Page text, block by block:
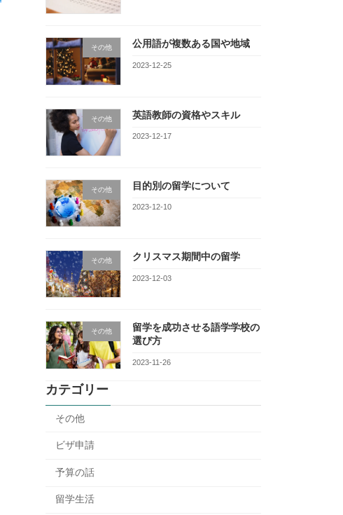
その他 公用語が複数ある国や地域
2023-12-25
その他 英語教師の資格やスキル
2023-12-17
その他 目的別の留学について
2023-12-10
その他 クリスマス期間中の留学
2023-12-03
その他
留学を成功させる語学学校の
選び方
2023-11-26
カテゴリー
その他
ビザ申請
予算の話
留学生活